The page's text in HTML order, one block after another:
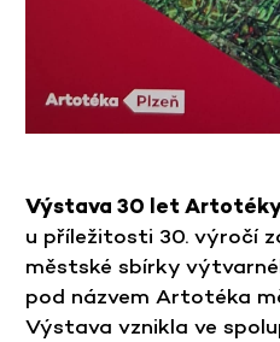
Výstava 30 let
u příležitosti 30. výročí
městské sbírky
pod názvem Artotéka
Výstava vznikla ve